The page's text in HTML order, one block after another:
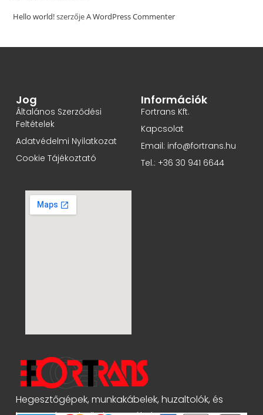
Hello world!szerzőjeA WordPress Commenter
Hegesztőgépek, munkakábelek, huzaltolók, és
Jog
Általános Szerződési
Feltételek
Adatvédelmi Nyilatkozat
Cookie Tájékoztató
Információk
Fortrans Kft.
Kapcsolat
Email: info@fortrans.hu
Tel.: +36 30 941 6644